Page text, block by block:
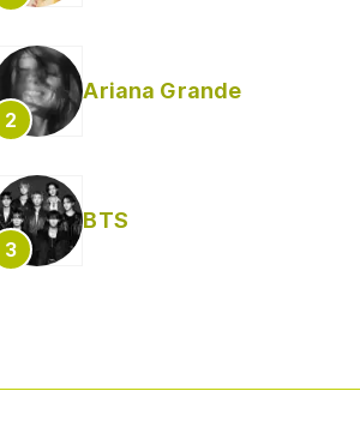
Ariana Grande
BTS